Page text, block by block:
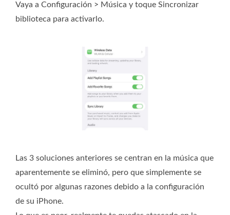
Vaya a Configuración > Música y toque Sincronizar
biblioteca para activarlo.
Las 3 soluciones anteriores se centran en la música que
aparentemente se eliminó, pero que simplemente se
ocultó por algunas razones debido a la configuración
de su iPhone.